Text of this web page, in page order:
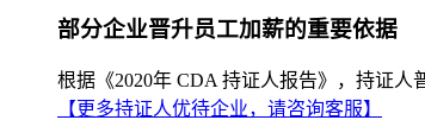
部分企业晋升员工加薪的重要依据
根据《2020年 CDA 持证人报告》，持证
【更多持证人优待企业，请咨询客服】